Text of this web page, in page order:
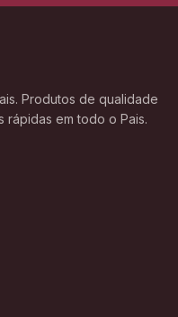
Produtos de qualidade
rápidas em todo o Pais.